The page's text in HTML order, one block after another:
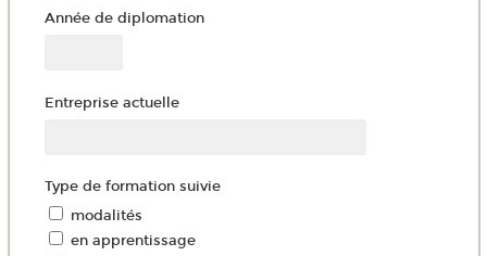
Année de diplomation
Entreprise actuelle
Type de formation suivie
modalités
en apprentissage